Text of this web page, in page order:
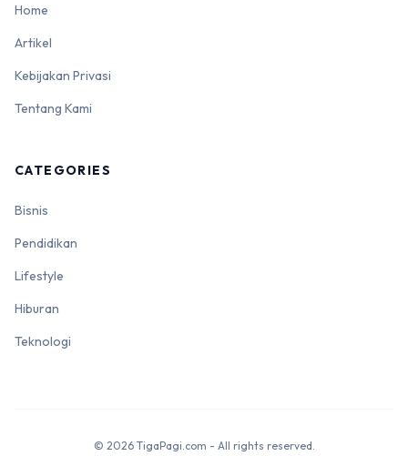
Home
Artikel
Kebijakan Privasi
Tentang Kami
CATEGORIES
Bisnis
Pendidikan
Lifestyle
Hiburan
Teknologi
© 2026 TigaPagi.com - All rights reserved.